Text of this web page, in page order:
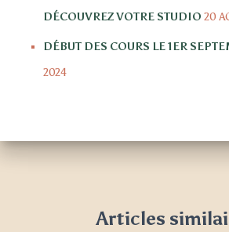
DÉCOUVREZ VOTRE STUDIO 20
DÉBUT DES COURS LE 1ER
2024
Articles